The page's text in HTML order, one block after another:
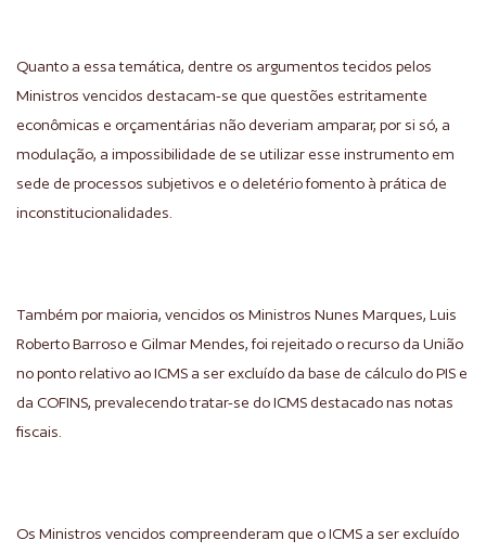
Quanto a essa temática, dentre os argumentos tecidos pelos
Ministros vencidos destacam-se que questões estritamente
econômicas e orçamentárias não deveriam amparar, por si só, a
modulação, a impossibilidade de se utilizar esse instrumento em
sede de processos subjetivos e o deletério fomento à prática de
inconstitucionalidades.
Também por maioria, vencidos os Ministros Nunes Marques, Luis
Roberto Barroso e Gilmar Mendes, foi rejeitado o recurso da União
no ponto relativo ao ICMS a ser excluído da base de cálculo do PIS e
da COFINS, prevalecendo tratar-se do ICMS destacado nas notas
fiscais.
Os Ministros vencidos compreenderam que o ICMS a ser excluído